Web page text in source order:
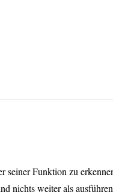
Funktion zu
weiter als